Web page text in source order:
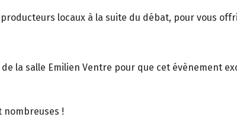
locaux à la suite du débat, pour vous
la salle Emilien Ventre pour que cet évènement
nombreuses !